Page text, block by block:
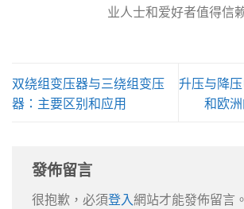
业人士和爱好者值得信
双绕组变压器与三绕组变压
器：主要区别和应用
升压与降
和欧
發佈留言
很抱歉，必須登入網站才能發佈留言。